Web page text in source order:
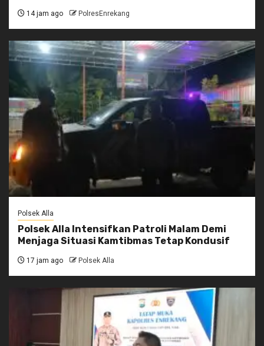
14 jam ago PolresEnrekang
Polsek Alla
Polsek Alla Intensifkan Patroli Malam Demi
Menjaga Situasi Kamtibmas Tetap Kondusif
17 jam ago Polsek Alla